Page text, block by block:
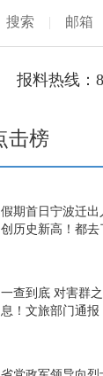
搜索 | 邮箱
报料热线：
击榜
假期首日宁波迁出
创历史新高！都去
一查到底 对害群
息！文旅部门通报